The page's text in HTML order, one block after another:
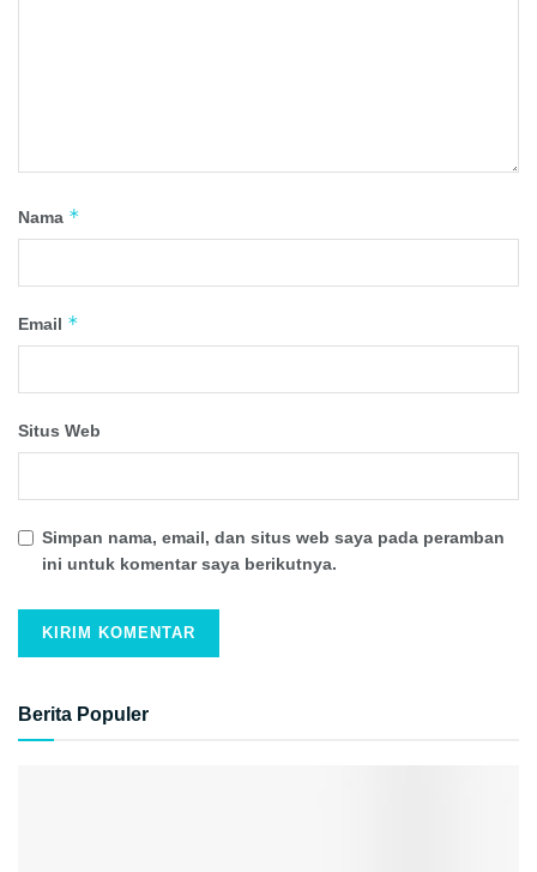
Nama *
Email *
Situs Web
Simpan nama, email, dan situs web saya pada peramban
ini untuk komentar saya berikutnya.
Berita Populer